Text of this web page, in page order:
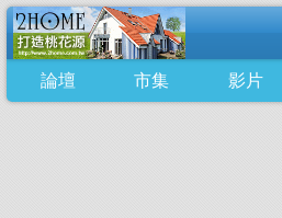
論壇 市集 影片